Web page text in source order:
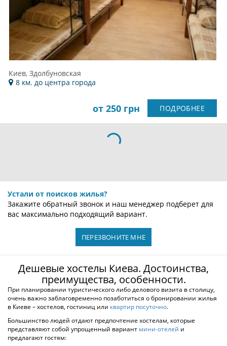
Киев, Здолбуновская
8 км. до центра города
от 250 грн ПОДРОБНЕЕ
ХОСТЕЛ 777 МЕТРО ДВОРЕЦ УКРАИНЫ
Киев, Антоновича
от 250 грн
ХОСТЕЛ 777 МЕТРО ХАРЬКОВСКАЯ
по 12 оценкам
Киев, Братства тарасовцев
11 км. до центра города
от 250 грн ПОДРОБНЕЕ